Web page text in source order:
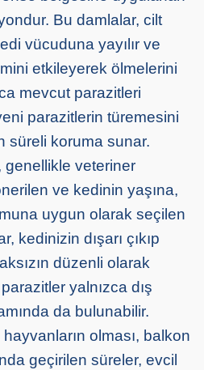
Bu damlalar, cilt
vücuduna yayılır ve
etkileyerek ölmelerini
mevcut parazitleri
parazitlerin türemesini
süreli koruma sunar.
genellikle veteriner
ve kedinin yaşına,
uygun olarak seçilen
kedinizin dışarı çıkıp
düzenli olarak
yalnızca dış
da bulunabilir.
olması, balkon
geçirilen süreler, evcil